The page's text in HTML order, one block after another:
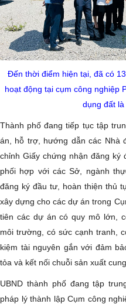
Đến thời điểm hiện tại, đã có
hoạt động tại cụm công nghiệp
dụng đất là
Thành phố đang tiếp tục tập
án, hỗ trợ, hướng dẫn các Nhà
chỉnh Giấy chứng nhận đăng
phối hợp với các Sở, ngành
đăng ký đầu tư, hoàn thiện thủ
xây dựng cho các dự án trong
tiên các dự án có quy mô lớn,
môi trường, có sức cạnh tranh,
kiệm tài nguyên gắn với đảm
tỏa và kết nối chuỗi sản xuất
UBND thành phố đang tập
pháp lý thành lập Cụm công